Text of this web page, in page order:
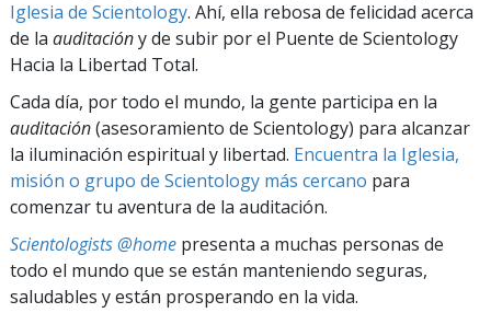
Iglesia de Scientology. Ahí, ella rebosa de felicidad acerca
de la auditacióny de subir por el Puente de Scientology
Hacia la Libertad Total.
Cada día, por todo el mundo, la gente participa en la
auditación(asesoramiento de Scientology) para alcanzar
la iluminación espiritual y libertad. Encuentra la Iglesia,
misión o grupo de Scientology más cercano para
comenzar tu aventura de la auditación.
Scientologists @home presenta a muchas personas de
todo el mundo que se están manteniendo seguras,
saludables y están prosperando en la vida.